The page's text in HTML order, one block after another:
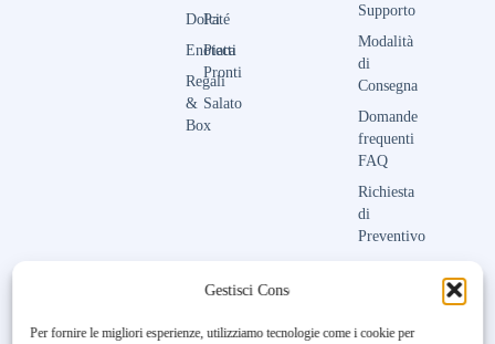
Gestisci Consenso
Per fornire le migliori esperienze, utilizziamo tecnologie come i cookie per
Dolci
Enoteca
Regali
&
Box
Paté
Piatti
Pronti
Salato
Supporto
Modalità
di
Consegna
Domande
frequenti
FAQ
Richiesta
di
Preventivo